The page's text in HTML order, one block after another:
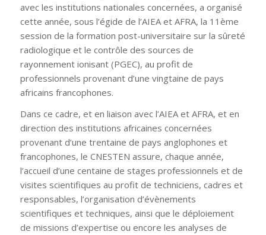
avec les institutions nationales concernées, a organisé
cette année, sous l’égide de l’AIEA et AFRA, la 11ème
session de la formation post-universitaire sur la sûreté
radiologique et le contrôle des sources de
rayonnement ionisant (PGEC), au profit de
professionnels provenant d’une vingtaine de pays
africains francophones.
Dans ce cadre, et en liaison avec l’AIEA et AFRA, et en
direction des institutions africaines concernées
provenant d’une trentaine de pays anglophones et
francophones, le CNESTEN assure, chaque année,
l’accueil d’une centaine de stages professionnels et de
visites scientifiques au profit de techniciens, cadres et
responsables, l’organisation d’évènements
scientifiques et techniques, ainsi que le déploiement
de missions d’expertise ou encore les analyses de